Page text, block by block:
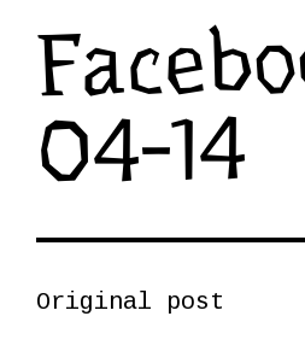
04-14
Original post